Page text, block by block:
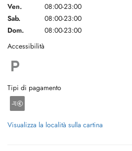
Ven.
08:00-23:00
Sab.
08:00-23:00
Dom.
08:00-23:00
Accessibilità
Tipi di pagamento
Visualizza la località sulla cartina